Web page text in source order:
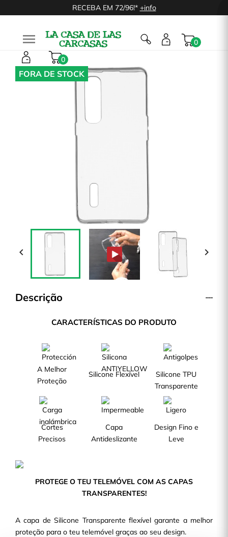
RECEBA EM 72/96!* +info

0
0
FORA DE STOCK
 
Descrição
CARACTERÍSTICAS DO PRODUTO
A Melhor
Proteção
Silicone Flexível
Silicone TPU
Transparente
Cortes
Precisos
Capa
Antideslizante
Design Fino e
Leve
PROTEGE O TEU TELEMÓVEL COM AS CAPAS
TRANSPARENTES!
A capa de Silicone Transparente flexível garante a melhor
proteção para o teu telemóvel graças ao seu design.